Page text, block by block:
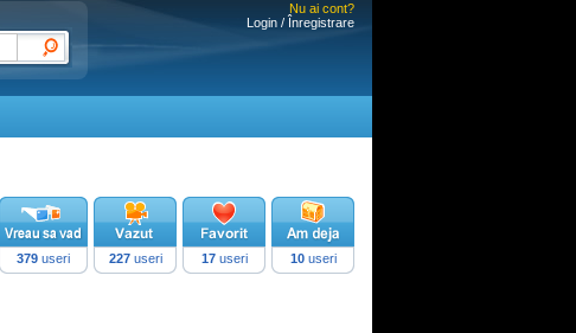
Nu ai cont?
Login / Înregistrare
379 useri 227useri 17useri 10useri